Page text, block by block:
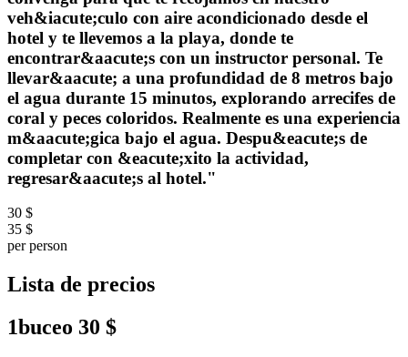
veh&iacute;culo con aire acondicionado desde el
hotel y te llevemos a la playa, donde te
encontrar&aacute;s con un instructor personal. Te
llevar&aacute; a una profundidad de 8 metros bajo
el agua durante 15 minutos, explorando arrecifes de
coral y peces coloridos. Realmente es una experiencia
m&aacute;gica bajo el agua. Despu&eacute;s de
completar con &eacute;xito la actividad,
regresar&aacute;s al hotel."
30 $
35 $
per person
Lista de precios
1buceo 30 $